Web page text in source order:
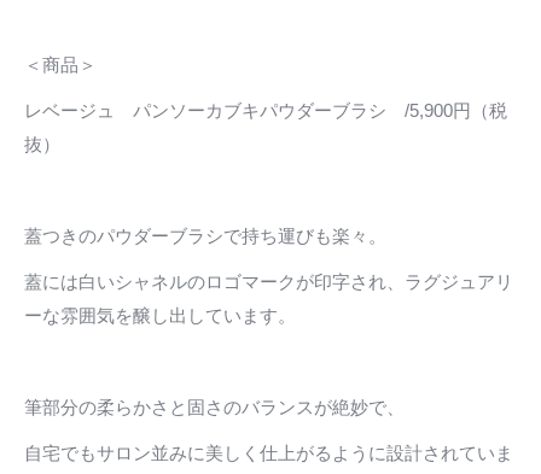
＜商品＞
レベージュ パンソーカブキパウダーブラシ /5,900円（税
抜）
蓋つきのパウダーブラシで持ち運びも楽々。
蓋には白いシャネルのロゴマークが印字され、ラグジュアリ
ーな雰囲気を醸し出しています。
筆部分の柔らかさと固さのバランスが絶妙で、
自宅でもサロン並みに美しく仕上がるように設計されていま